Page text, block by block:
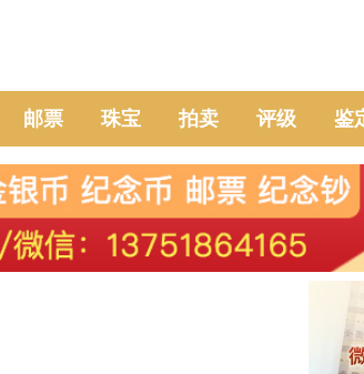
邮票 珠宝 拍卖 评级 鉴